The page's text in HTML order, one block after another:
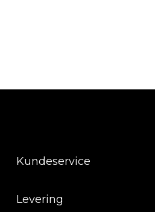
Kundeservice
Levering